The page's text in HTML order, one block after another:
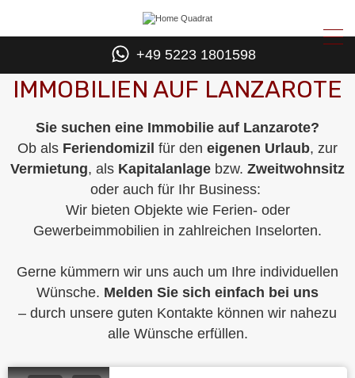
+49 5223 1801598
IMMOBILIEN AUF LANZAROTE
Sie suchen eine Immobilie auf Lanzarote?
Ob als Feriendomizil für den eigenen Urlaub, zur
Vermietung, als Kapitalanlage bzw. Zweitwohnsitz
oder auch für Ihr Business: ​
Wir bieten Objekte wie Ferien- oder
Gewerbeimmobilien in zahlreichen Inselorten.
Gerne kümmern wir uns auch um Ihre individuellen
Wünsche. Melden Sie sich einfach bei uns
– durch unsere guten Kontakte können wir nahezu
alle Wünsche erfüllen.